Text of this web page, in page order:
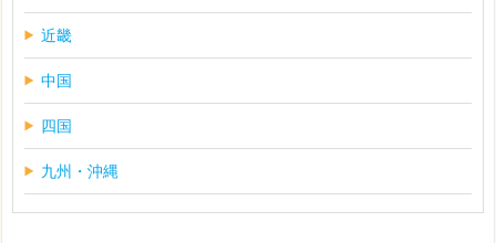
近畿
中国
四国
九州・沖縄